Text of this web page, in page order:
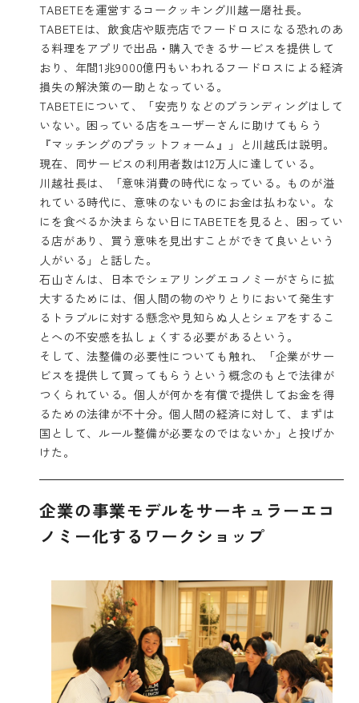
TABETEを運営するコークッキング川越一磨社長。
TABETEは、飲食店や販売店でフードロスになる恐れのあ
る料理をアプリで出品・購入できるサービスを提供して
おり、年間1兆9000億円もいわれるフードロスによる経済
損失の解決策の一助となっている。
TABETEについて、「安売りなどのブランディングはして
いない。困っている店をユーザーさんに助けてもらう
『マッチングのプラットフォーム』」と川越氏は説明。
現在、同サービスの利用者数は12万人に達している。
川越社長は、「意味消費の時代になっている。ものが溢
れている時代に、意味のないものにお金は払わない。な
にを食べるか決まらない日にTABETEを見ると、困ってい
る店があり、買う意味を見出すことができて良いという
人がいる」と話した。
石山さんは、日本でシェアリングエコノミーがさらに拡
大するためには、個人間の物のやりとりにおいて発生す
るトラブルに対する懸念や見知らぬ人とシェアをするこ
とへの不安感を払しょくする必要があるという。
そして、法整備の必要性についても触れ、「企業がサー
ビスを提供して買ってもらうという概念のもとで法律が
つくられている。個人が何かを有償で提供してお金を得
るための法律が不十分。個人間の経済に対して、まずは
国として、ルール整備が必要なのではないか」と投げか
けた。
企業の事業モデルをサーキュラーエコ
ノミー化するワークショップ